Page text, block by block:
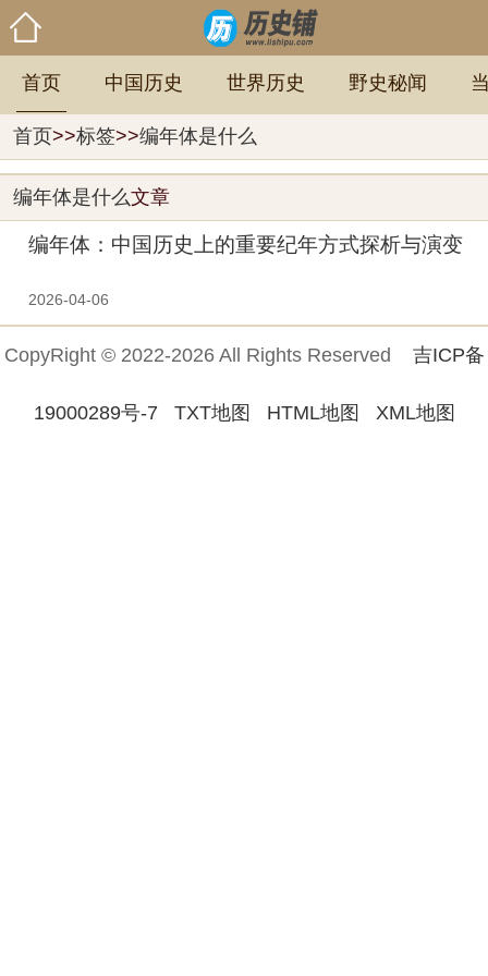
首页 中国历史 世界历史 野史秘闻
首页>>标签>>编年体是什么
编年体是什么文章
编年体：中国历史上的重要纪年方式探析与演变
2026-04-06
CopyRight © 2022-2026 All Rights Reserved 吉ICP备
19000289号-7 TXT地图 HTML地图 XML地图